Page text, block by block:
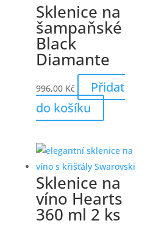
Sklenice na
šampaňské
Black
Diamante
996,00 Kč
Přidat
do košíku
Sklenice na
víno Hearts
360 ml 2 ks